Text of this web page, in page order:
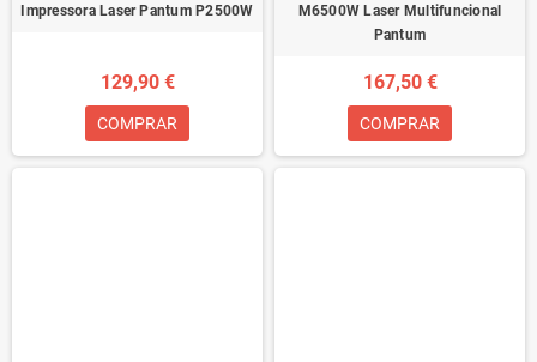
Impressora Laser Pantum P2500W
129,90 €
COMPRAR
M6500W Laser Multifuncional
Pantum
167,50 €
COMPRAR